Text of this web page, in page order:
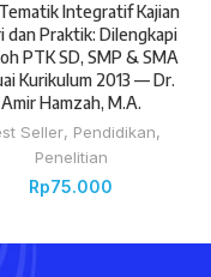
Integratif Kajian
dan Praktik: Dilengkapi
PTK SD, SMP & SMA
Kurikulum 2013 — Dr.
Amir Hamzah, M.A.
Seller, Pendidikan,
Penelitian
Rp75.000